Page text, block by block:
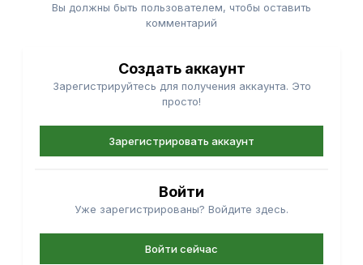
Вы должны быть пользователем, чтобы оставить
комментарий
Создать аккаунт
Зарегистрируйтесь для получения аккаунта. Это
просто!
Зарегистрировать аккаунт
Войти
Уже зарегистрированы? Войдите здесь.
Войти сейчас